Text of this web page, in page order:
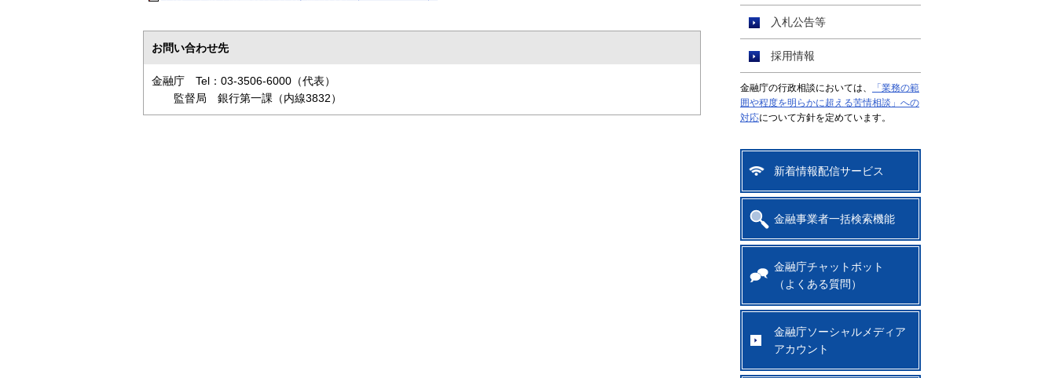
お問い合わせ先
金融庁 Tel：03-3506-6000（代表）
監督局 銀行第一課（内線3832）
入札公告等
採用情報
金融庁の行政相談においては、
「業務の範
囲や程度を明らかに超える苦情相談」への
対応について方針を定めています。
新着情報配信サービス
金融事業者一括検索機能
金融庁チャットボット
（よくある質問）
金融庁ソーシャルメディア
アカウント